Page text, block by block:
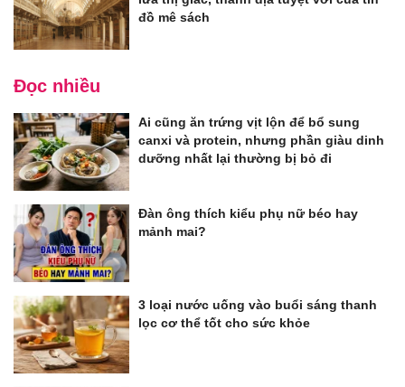
đồ mê sách
Đọc nhiều
Ai cũng ăn trứng vịt lộn để bổ sung
canxi và protein, nhưng phần giàu dinh
dưỡng nhất lại thường bị bỏ đi
Đàn ông thích kiểu phụ nữ béo hay
mảnh mai?
3 loại nước uống vào buổi sáng thanh
lọc cơ thể tốt cho sức khỏe